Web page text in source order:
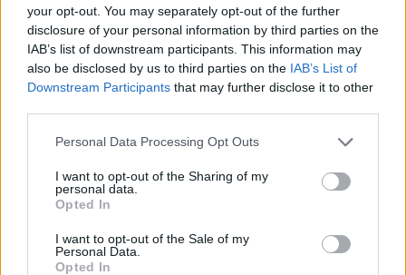
your opt-out. You may separately opt-out of the further
disclosure of your personal information by third parties on the
IAB’s list of downstream participants. This information may
also be disclosed by us to third parties on the IAB’s List of
Downstream Participants that may further disclose it to other
Personal Data Processing Opt Outs
I want to opt-out of the Sharing of my
personal data.
Opted In
I want to opt-out of the Sale of my
Personal Data.
Opted In